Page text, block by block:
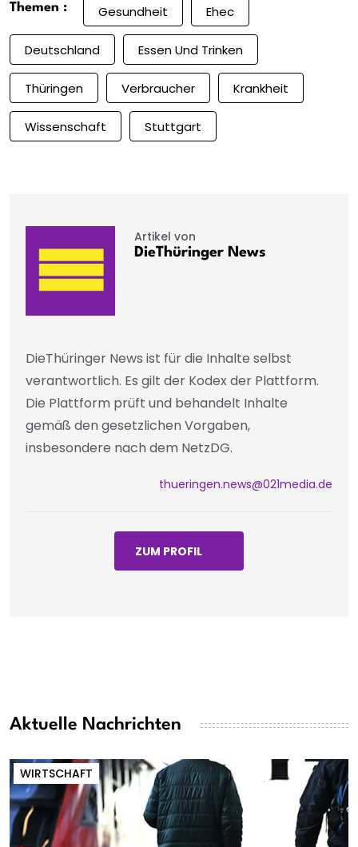
Themen : Gesundheit Ehec
Deutschland Essen Und Trinken
Thüringen Verbraucher Krankheit
Wissenschaft Stuttgart
Artikel von
DieThüringer News
DieThüringer News ist für die Inhalte selbst
verantwortlich. Es gilt der Kodex der Plattform.
Die Plattform prüft und behandelt Inhalte
gemäß den gesetzlichen Vorgaben,
insbesondere nach dem NetzDG.
thueringen.news@021media.de
ZUM PROFIL
Aktuelle Nachrichten
WIRTSCHAFT